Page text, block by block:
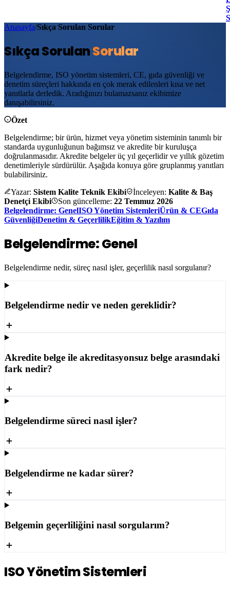
Anasayfa/Sıkça Sorulan Sorular
Sıkça SorulanSorular
Belgelendirme, ISO yönetim sistemleri, CE, gıda güvenliği ve
denetim süreçleri hakkında en çok merak edilenleri kısa ve net
yanıtlarla derledik. Aradığınızı bulamazsanız ekibimize
danışabilirsiniz.
Özet
Belgelendirme; bir ürün, hizmet veya yönetim sisteminin tanımlı bir
standarda uygunluğunun bağımsız ve akredite bir kuruluşça
doğrulanmasıdır. Akredite belgeler üç yıl geçerlidir ve yıllık gözetim
denetimleriyle sürdürülür. Aşağıda konuya göre gruplanmış yanıtları
bulabilirsiniz.
Yazar: Sistem Kalite Teknik Ekibi İnceleyen: Kalite & Baş
Denetçi Ekibi
Son güncelleme: 22 Temmuz 2026
Belgelendirme: GenelISO Yönetim SistemleriÜrün & CEGıda
GüvenliğiDenetim & GeçerlilikEğitim & Yazılım
Belgelendirme: Genel
Belgelendirme nedir, süreç nasıl işler, geçerlilik nasıl sorgulanır?
Belgelendirme nedir ve neden gereklidir?
Akredite belge ile akreditasyonsuz belge arasındaki
fark nedir?
Belgelendirme süreci nasıl işler?
Belgelendirme ne kadar sürer?
Belgemin geçerliliğini nasıl sorgularım?
ISO Yönetim Sistemleri